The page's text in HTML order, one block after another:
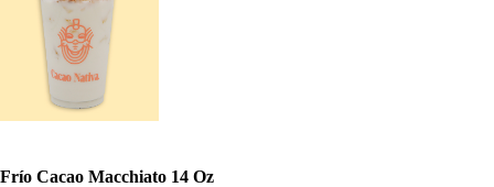
Frío Cacao Macchiato 14 Oz